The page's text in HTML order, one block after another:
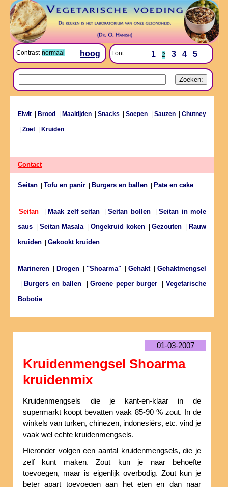
Contrast normaal hoog Font 1 2 3 4 5
Eiwit Brood Maaltijden|Snacks |Soepen Sauzen|Chutney
Zoet Kruiden
Contact
Seitan Tofu en panir Burgers en ballen Pate en cake
Seitan Maak zelf seitan |Seitan bollen|Seitan in mole
saus
Seitan Masala|Ongekruid koken|Gezouten
Rauw
kruiden
Gekookt kruiden
Marineren Drogen "Shoarma" Gehakt|Gehaktmengsel
Burgers en ballen |Groene peper burger |Vegetarische
Bobotie
01-03-2007
Kruidenmengsel Shoarma
kruidenmix
Kruidenmengsels die je kant-en-klaar in de
supermarkt koopt bevatten vaak 85-90 % zout. In de
winkels van turken, chinezen, indonesiërs, etc. vind je
vaak wel echte kruidenmengsels.
Hieronder volgen een aantal kruidenmengsels, die je
zelf kunt maken. Zout kun je naar behoefte
toevoegen, maar is eigenlijk overbodig. Zout kun je
beter apart toevoegen aan het eten en dan naar